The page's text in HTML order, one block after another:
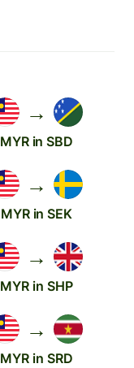
→
MYR in SBD
→
MYR in SEK
→
MYR in SHP
→
MYR in SRD